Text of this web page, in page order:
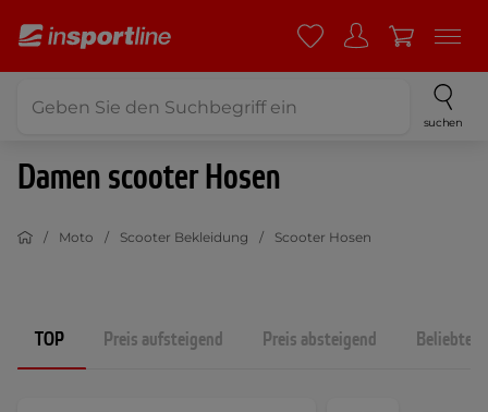
suchen
Damen scooter Hosen
Moto Scooter Bekleidung Scooter Hosen
TOP Preis aufsteigend Preis absteigend